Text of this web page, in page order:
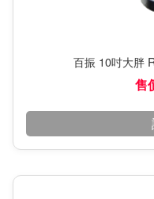
百振 10吋大胖
售